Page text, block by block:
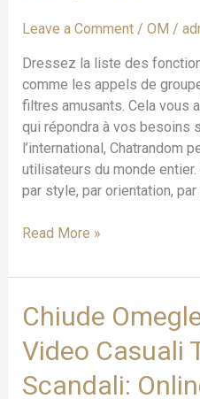
Leave a Comment / OM /
Dressez la liste des
comme les appels de
filtres amusants. Cela vous
qui répondra à vos besoins
l’international, Chatrandom
utilisateurs du monde
par style, par orientation, par
Mother
Father
Knowledge
Legal
Drive
S’exprime
!
Read More »
Chiude
Video Casuali
Scandali:
Chiude
Omegle,
Sito
Di
Chat